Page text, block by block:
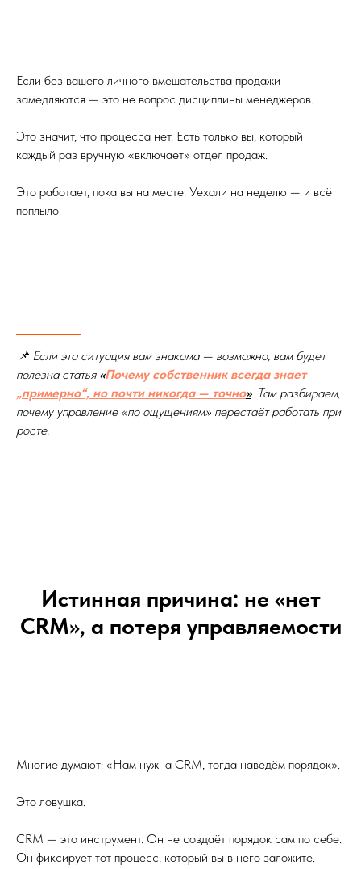
Если без вашего личного вмешательства продажи
замедляются — это не вопрос дисциплины менеджеров.
Это значит, что процесса нет. Есть только вы, который
каждый раз вручную «включает» отдел продаж.
Это работает, пока вы на месте. Уехали на неделю — и всё
поплыло.
📌 Если эта ситуация вам знакома — возможно, вам будет
полезна статья «Почему собственник всегда знает
„примерно“, но почти никогда — точно». Там разбираем,
почему управление «по ощущениям» перестаёт работать при
росте.
Истинная причина: не «нет
CRM», а потеря управляемости
Многие думают: «Нам нужна CRM, тогда наведём порядок».
Это ловушка.
CRM — это инструмент. Он не создаёт порядок сам по себе.
Он фиксирует тот процесс, который вы в него заложите.